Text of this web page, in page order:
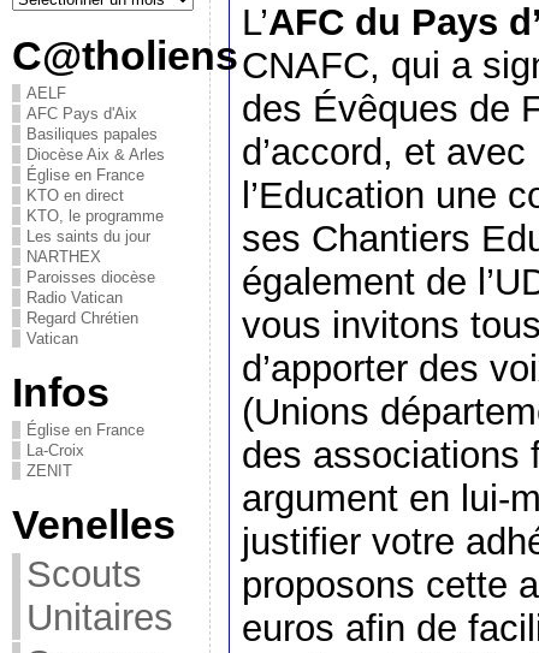
C@tholiens
AELF
AFC Pays d'Aix
Basiliques papales
Diocèse Aix & Arles
Église en France
KTO en direct
KTO, le programme
Les saints du jour
NARTHEX
Paroisses diocèse
Radio Vatican
Regard Chrétien
Vatican
Infos
Église en France
La-Croix
ZENIT
Venelles
Scouts
Unitaires
L’AFC du Pays
CNAFC, qui a
des Évêques de
d’accord, et
l’Education une
ses Chantiers
également de
vous invitons
d’apporter des
(Unions
des associations
argument en lui-
justifier votre
proposons cette
euros afin de